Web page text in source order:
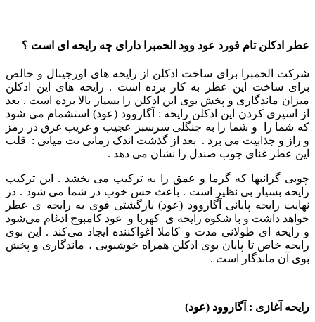
عطر ادکلن تام فورد عود وود الحمبرا دارای چه رایحه ای است ؟
شرکت الحمبرا برای ساخت ادکلن از رایحه های اورجینال و خالص
برای ساخت این عطر به کار برده است . رایحه های این ادکلن
میزان ماندگاری و پخش بوی این ادکلن را بسیار بالا برده است . بعد
از اسپری کردن این ادکلن رایحه : آگاروود (عود) استشمام می شود
که شما را و شما را به جنگلی سرسبز عجیب و غریب غرق در رمز
و راز و جذابیت می برد . بعد از گذشت اندک زمانی نت میانی : قلب
این عطر غنای چوب صندل را نشان می دهد .
چوبی گرانبها که گرما و عمق را به ترکیب می بخشد . این ترکیب
رایحه بسیار بی نظیر است . باعث حس خوب در شما می شود . در
نهایت رایحه پایانی آگاروود (عود) بازگشتی قوی به رایحه ی عطر
خواهد داشت و با شکوه رایحه ی کهربا و عود کامبوج ادغام می‌شود
و رایحه ای طولانی مدت و کاملا اغواکننده ایجاد می‌کند . این بوی
رایحه خاص تا پایان بوی ادکلن همراه خوشبویی ، ماندگاری و پخش
بوی آن ماندگار است .
رایحه آغازی : آگاروود (عود)